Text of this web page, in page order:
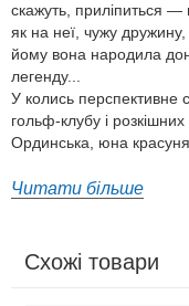
скажуть, приліпиться —
як на неї, чужу
йому вона народила
легенду...
У колись перспективне
гольф-клубу і
Ординська, юна
Читати більше
Схожі товари